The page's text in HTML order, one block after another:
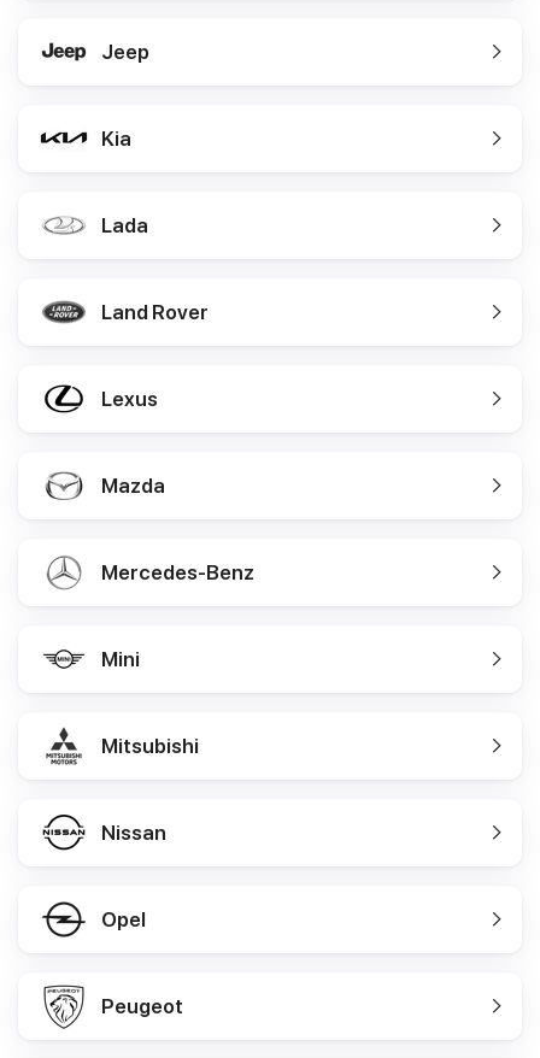
Jeep
Kia
Lada
Land Rover
Lexus
Mazda
Mercedes-Benz
Mini
Mitsubishi
Nissan
Opel
Peugeot